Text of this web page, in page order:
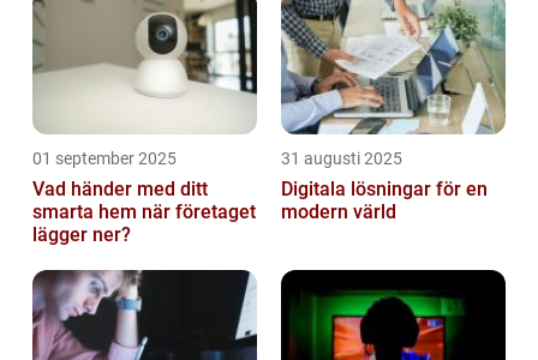
01 september 2025
Vad händer med ditt
smarta hem när företaget
lägger ner?
31 augusti 2025
Digitala lösningar för en
modern värld